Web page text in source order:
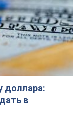
доллара:
в